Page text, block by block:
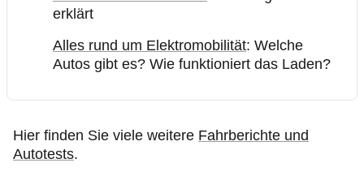
erklärt
Alles rund um Elektromobilität: Welche
Autos gibt es? Wie funktioniert das Laden?
Hier finden Sie viele weitere Fahrberichte und
Autotests.